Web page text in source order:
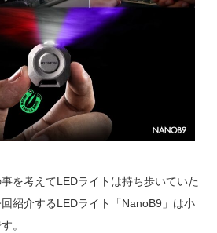
を考えてLEDライトは持ち歩いていた
紹介するLEDライト「NanoB9」は小
。